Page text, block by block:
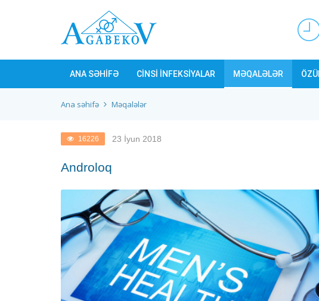
ANA SƏHİFƏ CİNSİ İNFEKSİYALAR MƏQALƏLƏR
Ana səhifə Məqalələr
16226 23 İyun 2018
Androloq